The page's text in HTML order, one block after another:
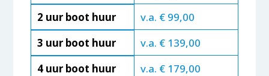
2 uur boot huur
3 uur boot huur
4 uur boot huur
v.a. € 99,00
v.a. € 139,00
v.a. € 179,00